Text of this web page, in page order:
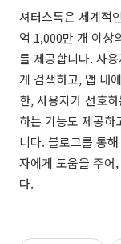
셔터스톡은 세계적
억 1,000만 개 이상
를 제공합니다. 사
게 검색하고, 앱 내
한, 사용자가 선호
하는 기능도 제공하
니다. 블로그를 통
자에게 도움을 주어
다.